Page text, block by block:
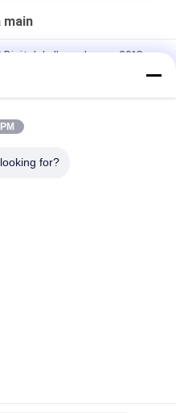
de l'eau de mer 20°C
1 réfractomètre de salinité
for?